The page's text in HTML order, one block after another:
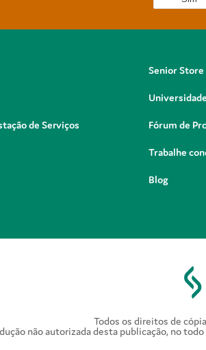
de Serviços
Senior Store
Fórum de
Trabalhe
Blog
Todos os direitos de
não autorizada desta publicação, no